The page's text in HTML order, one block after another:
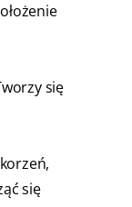
się
się